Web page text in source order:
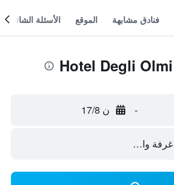
فنادق مشابهة الموقع الأسئلة الشائعة
- ن 17/8